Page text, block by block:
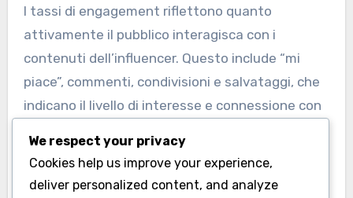
I tassi di engagement riflettono quanto
attivamente il pubblico interagisca con i
contenuti dell’influencer. Questo include “mi
piace”, commenti, condivisioni e salvataggi, che
indicano il livello di interesse e connessione con
tipicamente varia dall’1% al 5%, a seconda della
We respect your privacy
Cookies help us improve your experience,
deliver personalized content, and analyze